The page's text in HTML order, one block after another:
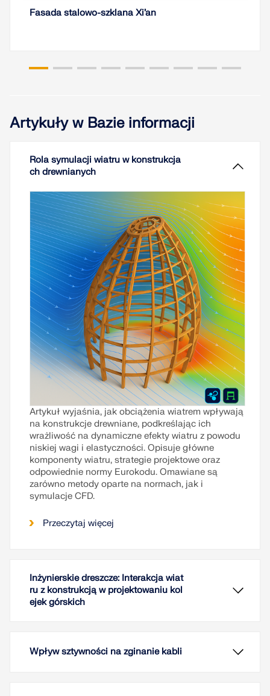
Fasada stalowo-szklana Xi’an
Artykuły w Bazie informacji
Rola symulacji wiatru w konstrukcja
ch drewnianych
Artykuł wyjaśnia, jak obciążenia wiatrem wpływają
na konstrukcje drewniane, podkreślając ich
wrażliwość na dynamiczne efekty wiatru z powodu
niskiej wagi i elastyczności. Opisuje główne
komponenty wiatru, strategie projektowe oraz
odpowiednie normy Eurokodu. Omawiane są
zarówno metody oparte na normach, jak i
symulacje CFD.
Przeczytaj więcej
Inżynierskie dreszcze: Interakcja wiat
ru z konstrukcją w projektowaniu kol
ejek górskich
Wpływ sztywności na zginanie kabli